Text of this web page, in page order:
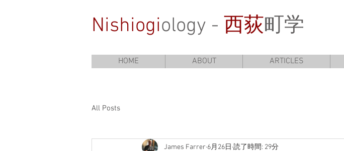
Nishiogiology - 西荻町学
HOME ABOUT ARTICLES
All Posts
James Farrer 6月26日 読了時間: 29分